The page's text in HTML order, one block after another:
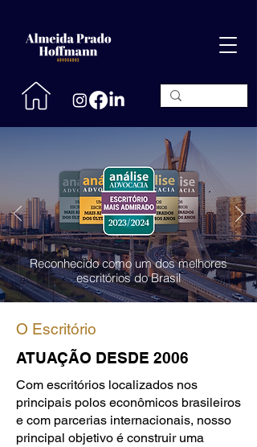
Reconhecido como um dos melhores
escritórios do Brasil
O Escritório
ATUAÇÃO DESDE 2006
Com escritórios localizados nos
principais polos econômicos brasileiros
e com parcerias internacionais, nosso
principal objetivo é construir uma